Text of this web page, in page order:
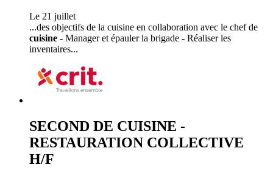
Le 21 juillet
...des objectifs de la cuisine en collaboration avec le chef de
cuisine - Manager et épauler la brigade - Réaliser les
inventaires...
SECOND DE CUISINE -
RESTAURATION COLLECTIVE
H/F